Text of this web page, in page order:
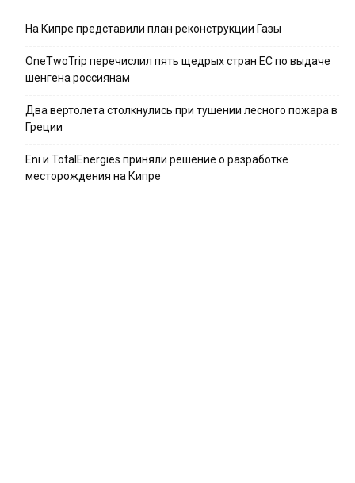
На Кипре представили план реконструкции Газы
OneTwoTrip перечислил пять щедрых стран ЕС по выдаче
шенгена россиянам
Два вертолета столкнулись при тушении лесного пожара в
Греции
Eni и TotalEnergies приняли решение о разработке
месторождения на Кипре